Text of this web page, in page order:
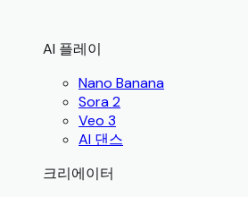
AI 플레이
Nano Banana
Sora 2
Veo 3
AI 댄스
크리에이터